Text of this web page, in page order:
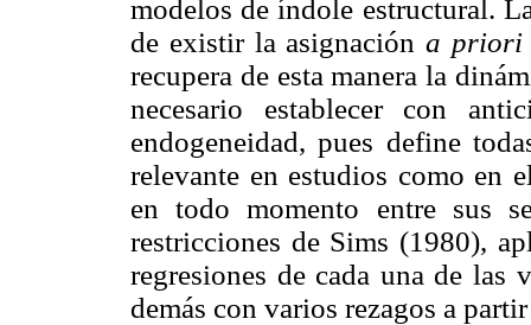
modelos de índole estructural.
de existir la asignacióna priori
recupera de esta manera la
necesario establecer con
endogeneidad, pues define
relevante en estudios como en
en todo momento entre sus
restricciones de Sims (1980),
regresiones de cada una de las
demás con varios rezagos a